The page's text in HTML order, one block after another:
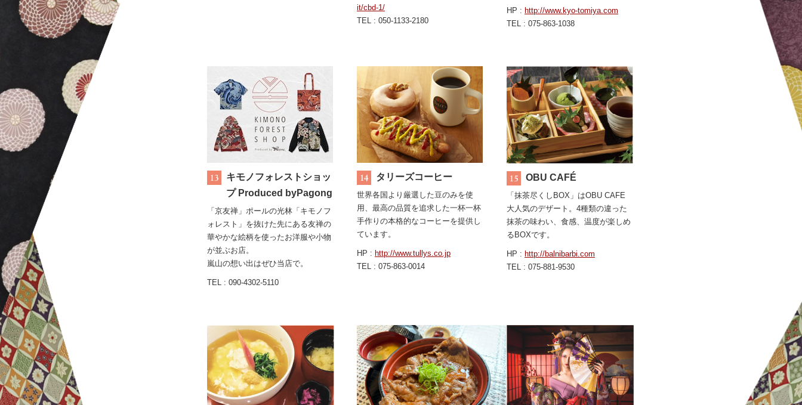
it/cbd-1/
TEL : 050-1133-2180
HP : http://www.kyo-tomiya.com
TEL : 075-863-1038
キモノフォレストショッ
プ Produced byPagong
「京友禅」ポールの光林「キモノフ
ォレスト」を抜けた先にある友禅の
華やかな絵柄を使ったお洋服や小物
が並ぶお店。
嵐山の想い出はぜひ当店で。
TEL : 090-4302-5110
タリーズコーヒー
世界各国より厳選した豆のみを使
用、最高の品質を追求した一杯一杯
手作りの本格的なコーヒーを提供し
ています。
HP : http://www.tullys.co.jp
TEL : 075-863-0014
OBU CAFÉ
「抹茶尽くしBOX」はOBU CAFE
大人気のデザート。4種類の違った
抹茶の味わい、食感、温度が楽しめ
るBOXです。
HP : http://balnibarbi.com
TEL : 075-881-9530